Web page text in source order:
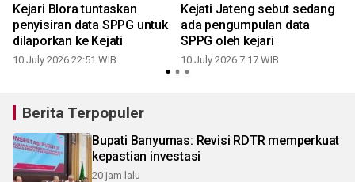
Kejari Blora tuntaskan
penyisiran data SPPG untuk
dilaporkan ke Kejati
10 July 2026 22:51 WIB
Kejati Jateng sebut sedang
ada pengumpulan data
SPPG oleh kejari
10 July 2026 7:17 WIB
Berita Terpopuler
Bupati Banyumas: Revisi RDTR memperkuat
kepastian investasi
20 jam lalu